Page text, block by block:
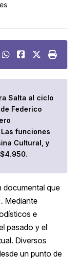
Salta al ciclo
Federico
funciones
Cultural, y
documental que
Mediante
e
pasado y el
Diversos
un punto de